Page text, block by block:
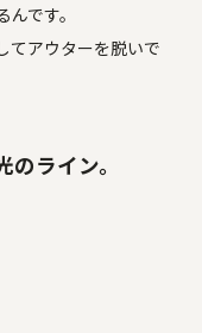
です。
てアウターを脱いで
ライン。